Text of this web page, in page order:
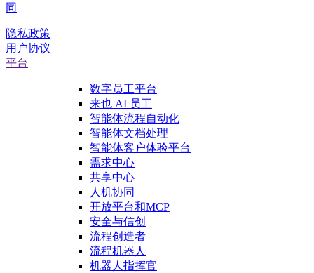
隐私政策
用户协议
平台
数字员工平台
来也 AI 员工
智能体流程自动化
智能体文档处理
智能体客户体验平台
需求中心
共享中心
人机协同
开放平台和MCP
安全与信创
流程创造者
流程机器人
机器人指挥官